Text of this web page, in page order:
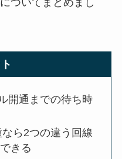
開通までの待ち時
ら2つの違う回線
きる